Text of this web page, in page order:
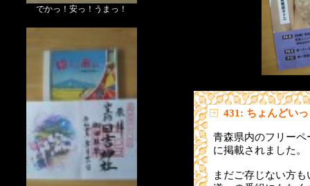
でかっ！安っ！うまっ！
431: ちょんどい
青森県内のフリー
に掲載されました。
まだご存じない方